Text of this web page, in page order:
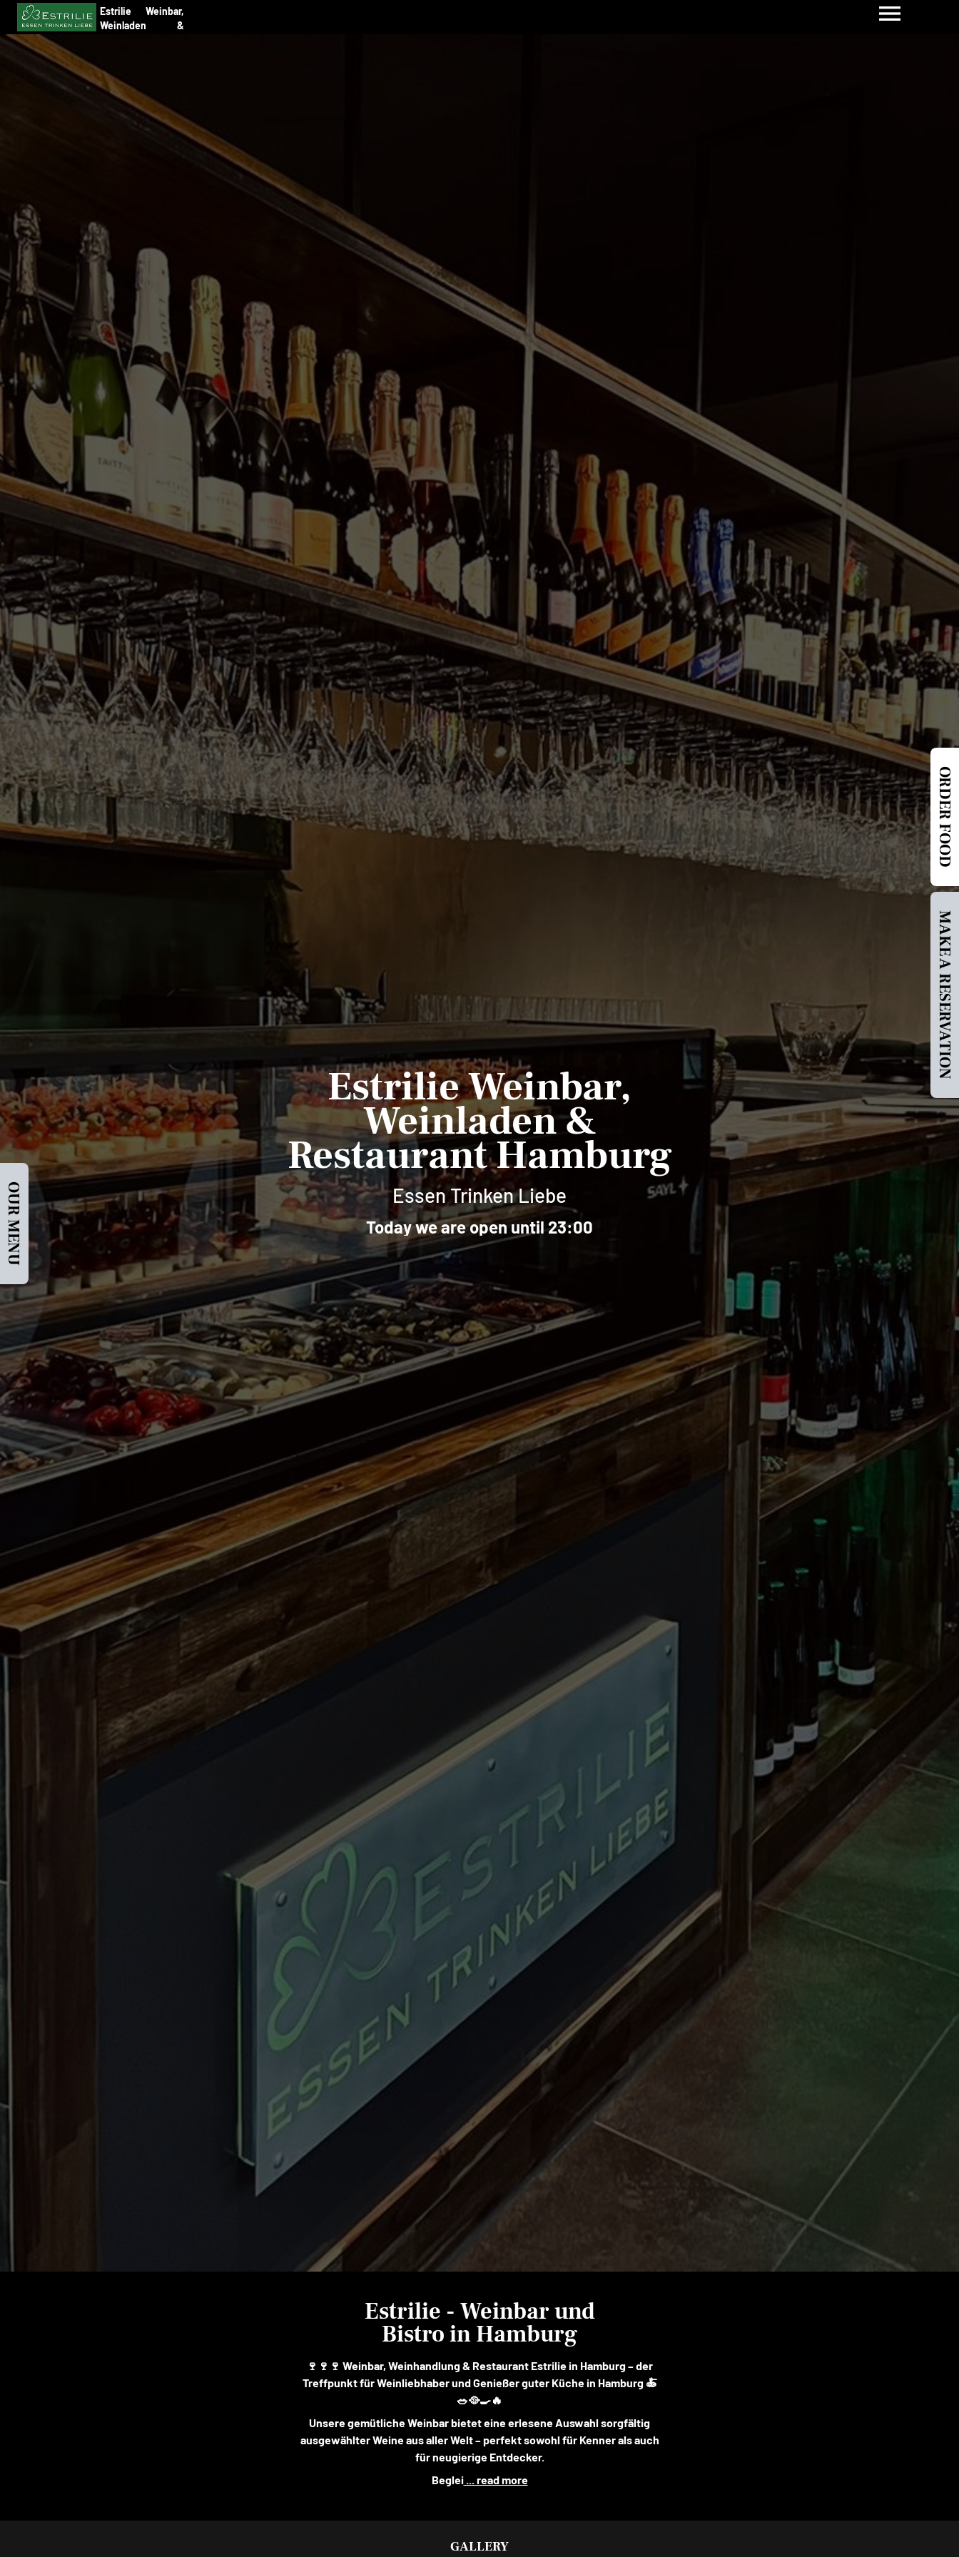
Estrilie Weinbar,
Weinladen &
Estrilie Weinbar,
Weinladen &
Restaurant Hamburg
Essen Trinken Liebe
Today we are open until 23:00
OUR MENU
ORDER FOOD
MAKE A RESERVATION
Estrilie - Weinbar und
Bistro in Hamburg
🍷🍷🍷 Weinbar, Weinhandlung & Restaurant Estrilie in Hamburg – der
Treffpunkt für Weinliebhaber und Genießer guter Küche in Hamburg 🍝
🥗🥘🍳🔥
Unsere gemütliche Weinbar bietet eine erlesene Auswahl sorgfältig
ausgewählter Weine aus aller Welt – perfekt sowohl für Kenner als auch
für neugierige Entdecker.
Beglei... read more
GALLERY